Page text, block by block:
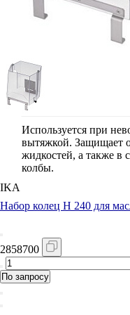
Используется при
вытяжкой. Защищает
жидкостей, а также в
колбы.
IKA
Набор колец H 240 для
2858700
По запросу